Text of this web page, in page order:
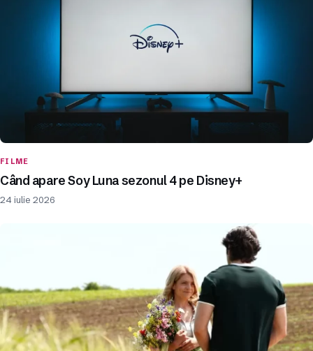
FILME
Când apare Soy Luna sezonul 4 pe Disney+
24 iulie 2026